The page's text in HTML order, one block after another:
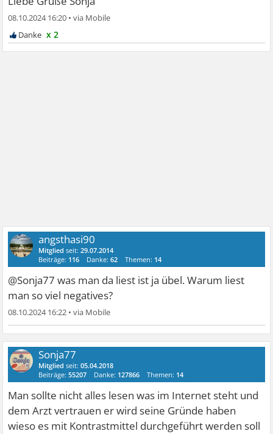
08.10.2024 16:20 •
x 2
angsthasi90
Mitglied seit:29.07.2014
Beiträge: 116 Danke:62 Themen: 14
@Sonja77 was man da liest ist ja übel. Warum liest
man so viel negatives?
08.10.2024 16:22 •
Sonja77
Mitglied seit:05.04.2018
Beiträge:55207 Danke: 127866 Themen: 14
Man sollte nicht alles lesen was im Internet steht und
dem Arzt vertrauen er wird seine Gründe haben
wieso es mit Kontrastmittel durchgeführt werden soll